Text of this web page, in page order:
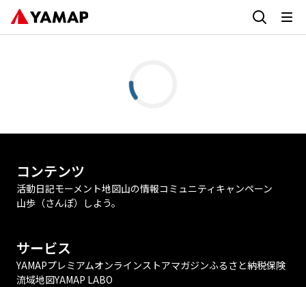
コンテンツ
活動日記モーメント地図山の情報コミュニティ キャンペーン
山歩（さんぽ）しよう。
サービス
YAMAPプレミアムオンラインストアマガジンふるさと納税保険
流域地図YAMAP LABO